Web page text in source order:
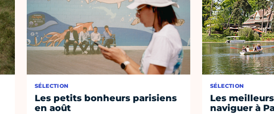
SÉLECTION
Les petits bonheurs parisiens
en août
SÉLECTION
Les
naviguer à